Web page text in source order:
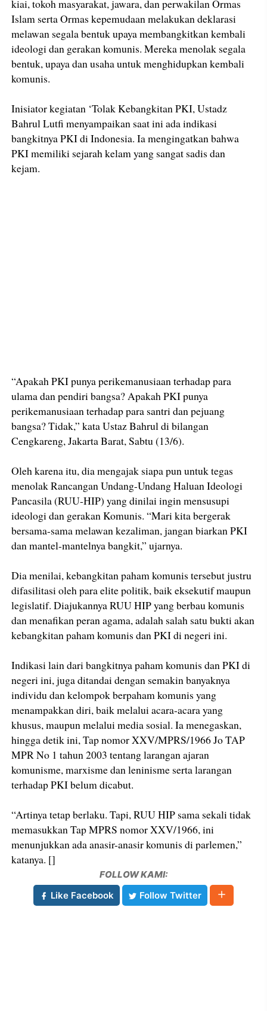
kiai, tokoh masyarakat, jawara, dan perwakilan Ormas
Islam serta Ormas kepemudaan melakukan deklarasi
melawan segala bentuk upaya membangkitkan kembali
ideologi dan gerakan komunis. Mereka menolak segala
bentuk, upaya dan usaha untuk menghidupkan kembali
komunis.
Inisiator kegiatan ‘Tolak Kebangkitan PKI, Ustadz
Bahrul Lutfi menyampaikan saat ini ada indikasi
bangkitnya PKI di Indonesia. Ia mengingatkan bahwa
PKI memiliki sejarah kelam yang sangat sadis dan
kejam.
“Apakah PKI punya perikemanusiaan terhadap para
ulama dan pendiri bangsa? Apakah PKI punya
perikemanusiaan terhadap para santri dan pejuang
bangsa? Tidak,” kata Ustaz Bahrul di bilangan
Cengkareng, Jakarta Barat, Sabtu (13/6).
Oleh karena itu, dia mengajak siapa pun untuk tegas
menolak Rancangan Undang-Undang Haluan Ideologi
Pancasila (RUU-HIP) yang dinilai ingin mensusupi
ideologi dan gerakan Komunis. “Mari kita bergerak
bersama-sama melawan kezaliman, jangan biarkan PKI
dan mantel-mantelnya bangkit,” ujarnya.
Dia menilai, kebangkitan paham komunis tersebut justru
difasilitasi oleh para elite politik, baik eksekutif maupun
legislatif. Diajukannya RUU HIP yang berbau komunis
dan menafikan peran agama, adalah salah satu bukti akan
kebangkitan paham komunis dan PKI di negeri ini.
Indikasi lain dari bangkitnya paham komunis dan PKI di
negeri ini, juga ditandai dengan semakin banyaknya
individu dan kelompok berpaham komunis yang
menampakkan diri, baik melalui acara-acara yang
khusus, maupun melalui media sosial. Ia menegaskan,
hingga detik ini, Tap nomor XXV/MPRS/1966 Jo TAP
MPR No 1 tahun 2003 tentang larangan ajaran
komunisme, marxisme dan leninisme serta larangan
terhadap PKI belum dicabut.
“Artinya tetap berlaku. Tapi, RUU HIP sama sekali tidak
memasukkan Tap MPRS nomor XXV/1966, ini
menunjukkan ada anasir-anasir komunis di parlemen,”
katanya. []
FOLLOW KAMI:
Like Facebook
Follow Twitter